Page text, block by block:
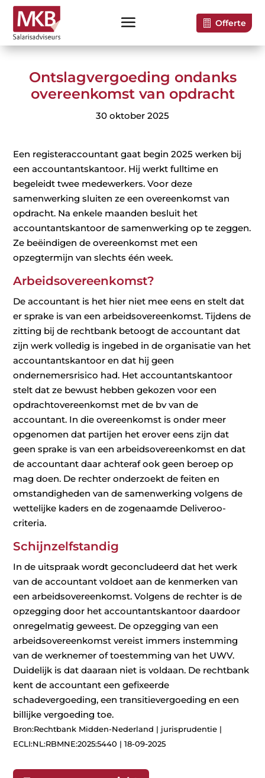
Offerte
Ontslagvergoeding ondanks
overeenkomst van opdracht
30 oktober 2025
Een registeraccountant gaat begin 2025 werken bij
een accountantskantoor. Hij werkt fulltime en
begeleidt twee medewerkers. Voor deze
samenwerking sluiten ze een overeenkomst van
opdracht. Na enkele maanden besluit het
accountantskantoor de samenwerking op te zeggen.
Ze beëindigen de overeenkomst met een
opzegtermijn van slechts één week.
Arbeidsovereenkomst?
De accountant is het hier niet mee eens en stelt dat
er sprake is van een arbeidsovereenkomst. Tijdens de
zitting bij de rechtbank betoogt de accountant dat
zijn werk volledig is ingebed in de organisatie van het
accountantskantoor en dat hij geen
ondernemersrisico had. Het accountantskantoor
stelt dat ze bewust hebben gekozen voor een
opdrachtovereenkomst met de bv van de
accountant. In die overeenkomst is onder meer
opgenomen dat partijen het erover eens zijn dat
geen sprake is van een arbeidsovereenkomst en dat
de accountant daar achteraf ook geen beroep op
mag doen. De rechter onderzoekt de feiten en
omstandigheden van de samenwerking volgens de
wettelijke kaders en de zogenaamde Deliveroo-
criteria.
Schijnzelfstandig
In de uitspraak wordt geconcludeerd dat het werk
van de accountant voldoet aan de kenmerken van
een arbeidsovereenkomst. Volgens de rechter is de
opzegging door het accountantskantoor daardoor
onregelmatig geweest. De opzegging van een
arbeidsovereenkomst vereist immers instemming
van de werknemer of toestemming van het UWV.
Duidelijk is dat daaraan niet is voldaan. De rechtbank
kent de accountant een gefixeerde
schadevergoeding, een transitievergoeding en een
billijke vergoeding toe.
Bron:Rechtbank Midden-Nederland | jurisprudentie |
ECLI:NL:RBMNE:2025:5440 | 18-09-2025